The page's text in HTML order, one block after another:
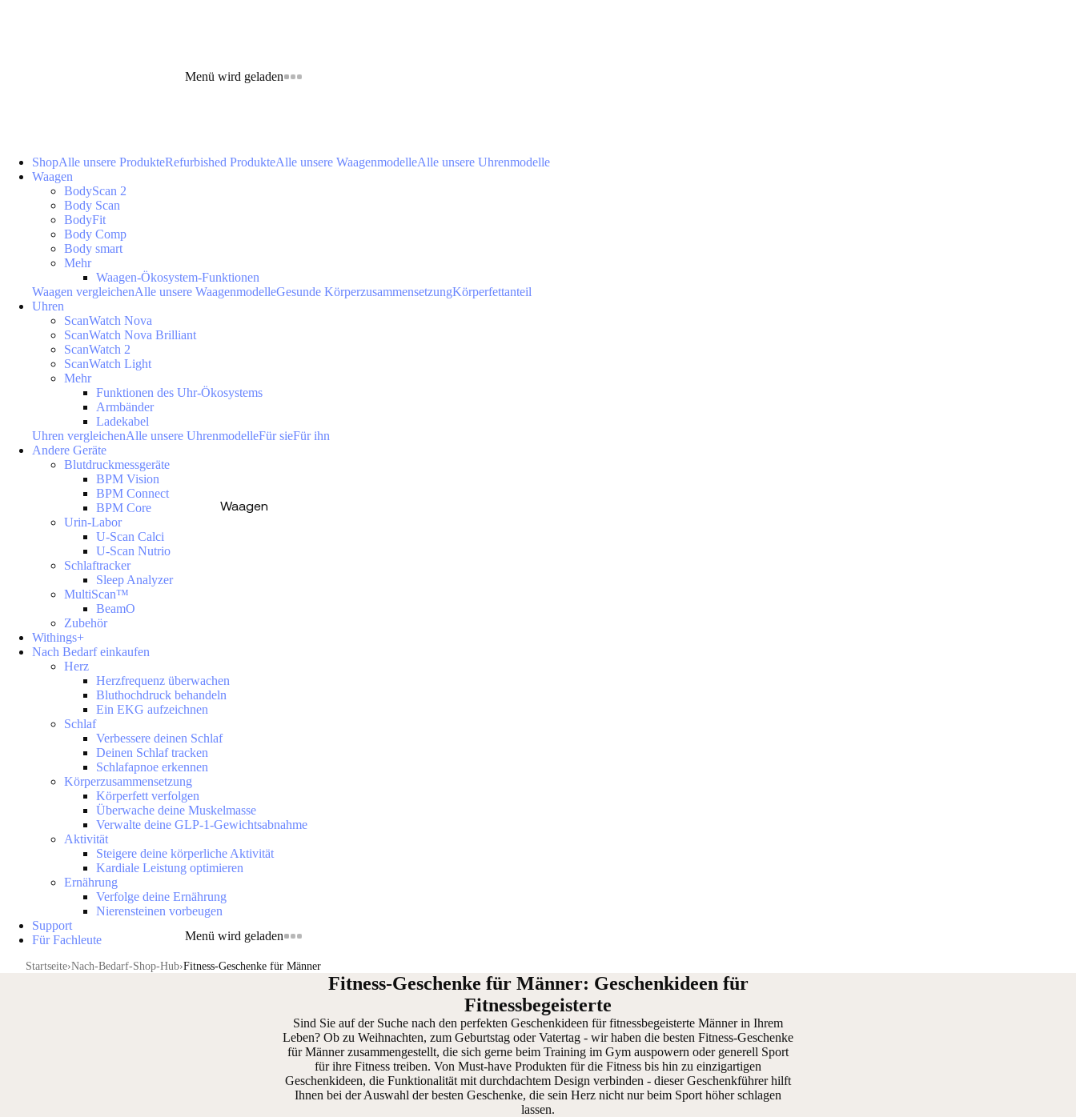
Menü wird geladen
Waagen
Menü wird geladen
ShopAlle unsere ProdukteRefurbished ProdukteAlle unsere WaagenmodelleAlle unsere Uhrenmodelle
Waagen
BodyScan 2
Body Scan
BodyFit
Body Comp
Body smart
Mehr
Waagen-Ökosystem-Funktionen
Waagen vergleichenAlle unsere WaagenmodelleGesunde KörperzusammensetzungKörperfettanteil
Uhren
ScanWatch Nova
ScanWatch Nova Brilliant
ScanWatch 2
ScanWatch Light
Mehr
Funktionen des Uhr-Ökosystems
Armbänder
Ladekabel
Uhren vergleichenAlle unsere UhrenmodelleFür sieFür ihn
Andere Geräte
Blutdruckmessgeräte
BPM Vision
BPM Connect
BPM Core
Urin-Labor
U-Scan Calci
U-Scan Nutrio
Schlaftracker
Sleep Analyzer
MultiScan™
BeamO
Zubehör
Withings+
Nach Bedarf einkaufen
Herz
Herzfrequenz überwachen
Bluthochdruck behandeln
Ein EKG aufzeichnen
Schlaf
Verbessere deinen Schlaf
Deinen Schlaf tracken
Schlafapnoe erkennen
Körperzusammensetzung
Körperfett verfolgen
Überwache deine Muskelmasse
Verwalte deine GLP-1-Gewichtsabnahme
Aktivität
Steigere deine körperliche Aktivität
Kardiale Leistung optimieren
Ernährung
Verfolge deine Ernährung
Nierensteinen vorbeugen
Support
Für Fachleute
Startseite Nach-Bedarf-Shop-Hub Fitness-Geschenke für Männer
Fitness-Geschenke für Männer: Geschenkideen für
Fitnessbegeisterte
Sind Sie auf der Suche nach den perfekten Geschenkideen für fitnessbegeisterte Männer in Ihrem
Leben? Ob zu Weihnachten, zum Geburtstag oder Vatertag - wir haben die besten Fitness-Geschenke
für Männer zusammengestellt, die sich gerne beim Training im Gym auspowern oder generell Sport
für ihre Fitness treiben. Von Must-have Produkten für die Fitness bis hin zu einzigartigen
Geschenkideen, die Funktionalität mit durchdachtem Design verbinden - dieser Geschenkführer hilft
Ihnen bei der Auswahl der besten Geschenke, die sein Herz nicht nur beim Sport höher schlagen
lassen.